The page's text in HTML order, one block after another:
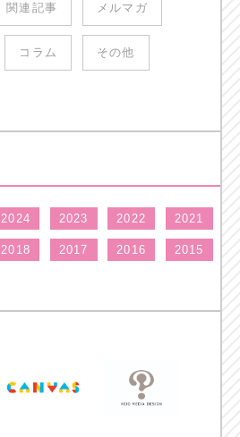
関連記事 メルマガ
コラム その他
2024 2023 2022 2021
2018 2017 2016 2015